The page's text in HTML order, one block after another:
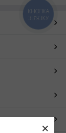
×
КНОПКА
ЗВ'ЯЗКУ